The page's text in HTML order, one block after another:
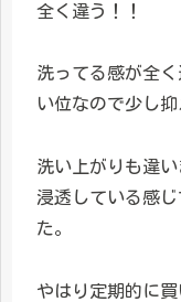
全く違う！！
洗ってる感が全
い位なので少し抑
洗い上がりも違
浸透している感
た。
やはり定期的に